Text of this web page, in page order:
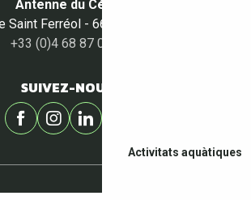
Activitats aquàtiques
Antenne du Céret
Saint Ferréol - 66400 Céret
+33 (0)4 68 87 00 53
SUIVEZ-NOUS !